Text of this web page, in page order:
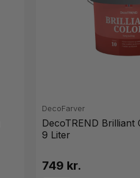
DecoFarver
DecoTREND Brilliant
9 Liter
749 kr.